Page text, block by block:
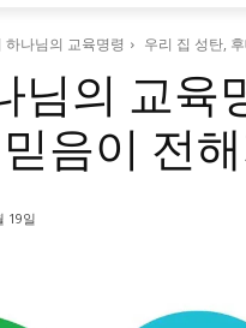
하나님의 교육명령 우리 집 성탄,
님의 교육
음이 전
19일